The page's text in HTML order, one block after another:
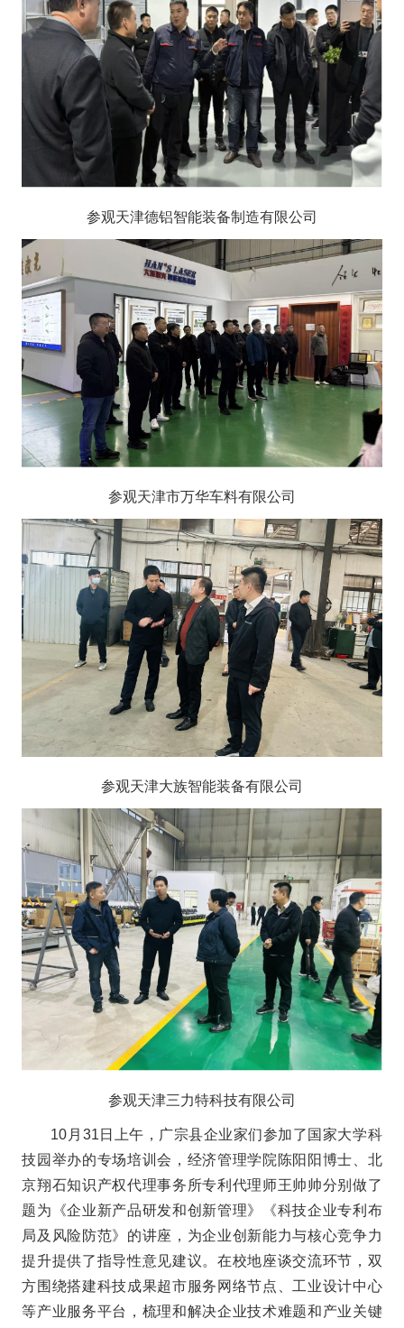
参观天津德铝智能装备制造有限公司
参观天津市万华车料有限公司
参观天津大族智能装备有限公司
参观天津三力特科技有限公司
10月31日上午，广宗县企业家们参加了国家大学科
技园举办的专场培训会，经济管理学院陈阳阳博士、北
京翔石知识产权代理事务所专利代理师王帅帅分别做了
题为《企业新产品研发和创新管理》《科技企业专利布
局及风险防范》的讲座，为企业创新能力与核心竞争力
提升提供了指导性意见建议。在校地座谈交流环节，双
方围绕搭建科技成果超市服务网络节点、工业设计中心
等产业服务平台，梳理和解决企业技术难题和产业关键